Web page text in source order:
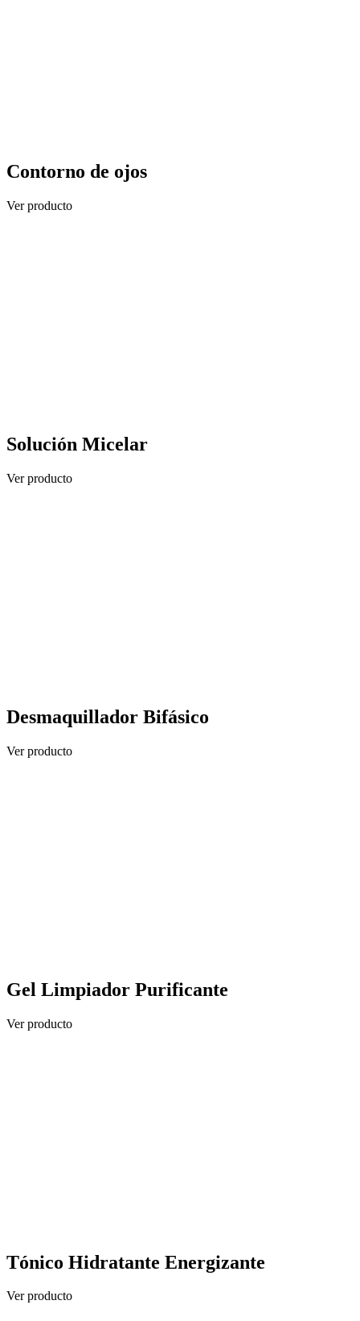
Contorno de ojos
Ver producto
Solución Micelar
Ver producto
Desmaquillador Bifásico
Ver producto
Gel Limpiador Purificante
Ver producto
Tónico Hidratante Energizante
Ver producto